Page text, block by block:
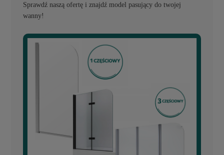
Sprawdź naszą ofertę i znajdź model pasujący do twojej
wanny!